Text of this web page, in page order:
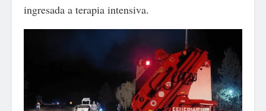
ingresada a terapia intensiva.